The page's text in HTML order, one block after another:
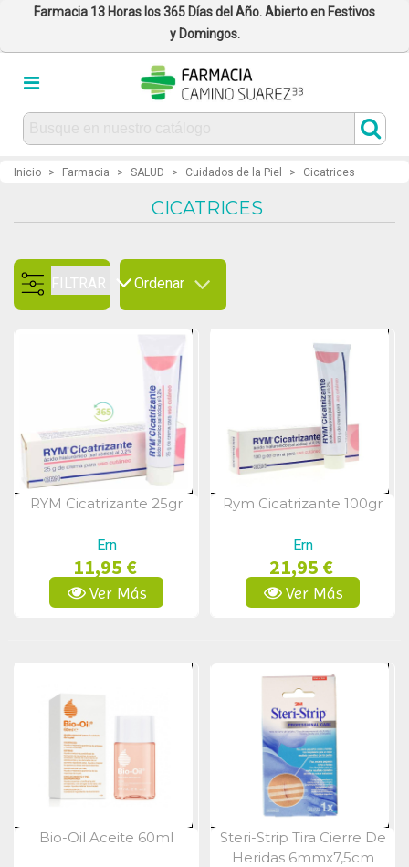
Farmacia 13 Horas los 365 Días del Año. Abierto en Festivos
y Domingos.
Inicio > Farmacia > SALUD > Cuidados de la Piel > Cicatrices
CICATRICES
FILTRAR Ordenar
Vista Rápida
RYM Cicatrizante 25gr
Ern
11,95 €
Ver Más
Vista Rápida
Rym Cicatrizante 100gr
Ern
21,95 €
Ver Más
Vista Rápida
Bio-Oil Aceite 60ml Vista Rápida
Steri-Strip Tira Cierre De
Heridas 6mmx7,5cm